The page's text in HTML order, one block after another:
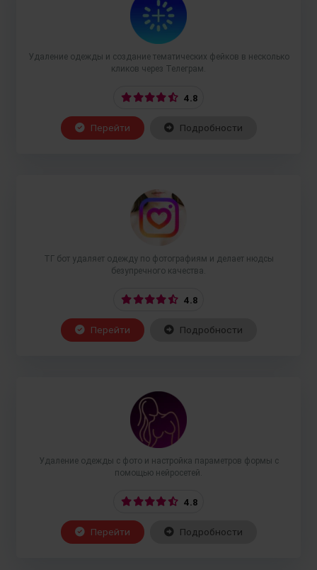
Удаление одежды и создание тематических фейков в несколько
кликов через Телеграм.
4.8
Перейти Подробности
ТГ бот удаляет одежду по фотографиям и делает нюдсы
безупречного качества.
4.8
Перейти Подробности
Удаление одежды с фото и настройка параметров формы с
помощью нейросетей.
4.8
Перейти Подробности